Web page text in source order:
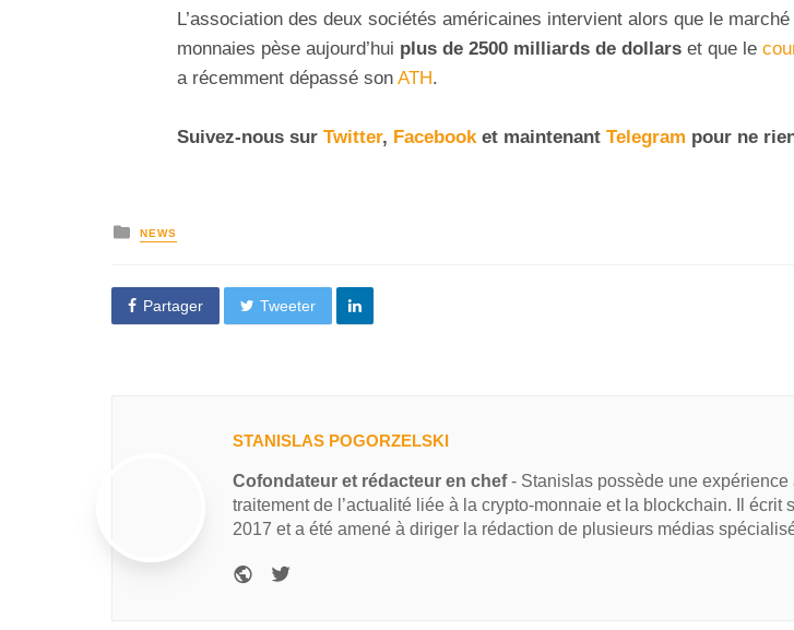
L’association des deux sociétés américaines intervient alors que le
monnaies pèse aujourd’hui plus de 2500 milliards de dollars et que le
a récemment dépassé son ATH.
Suivez-nous sur Twitter, Facebooket maintenant Telegram pour ne
NEWS
Partager Tweeter
STANISLAS POGORZELSKI
Cofondateur et rédacteur en chef- Stanislas possède une expérience
traitement de l’actualité liée à la crypto-monnaie et la blockchain. Il écrit
2017 et a été amené à diriger la rédaction de plusieurs médias